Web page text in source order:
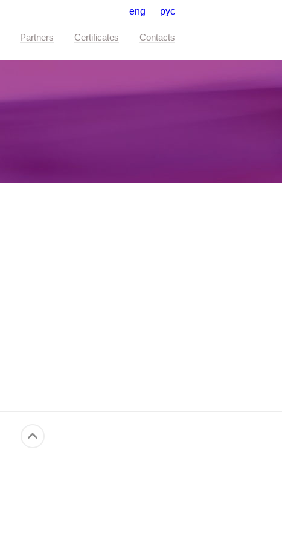
eng рус
Partners Certificates Contacts